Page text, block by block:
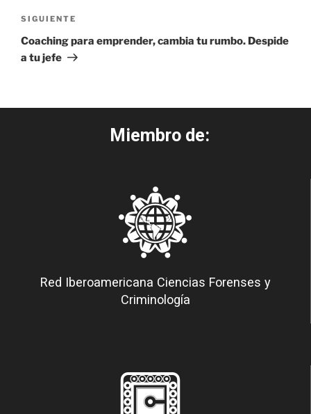
SIGUIENTE
Coaching para emprender, cambia tu rumbo. Despide
a tu jefe
Miembro de:
Red Iberoamericana Ciencias Forenses y
Criminología